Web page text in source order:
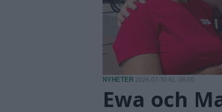
NYHETER 2026-07-30 KL. 06:00
Ewa och